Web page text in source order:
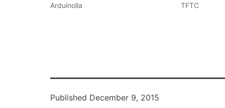
Arduinolla
TFTC
Published December 9, 2015